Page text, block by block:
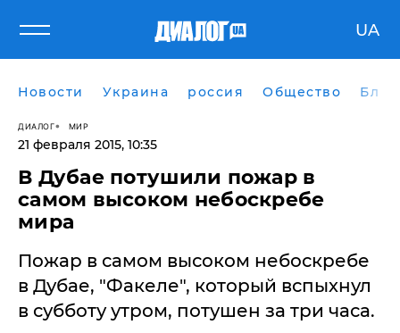
UA
Новости Украина россия Общество
ДИАЛОГ МИР
21 февраля 2015, 10:35
В Дубае потушили пожар в
самом высоком небоскребе
мира
Пожар в самом высоком небоскребе
в Дубае, "Факеле", который вспыхнул
в субботу утром, потушен за три часа.